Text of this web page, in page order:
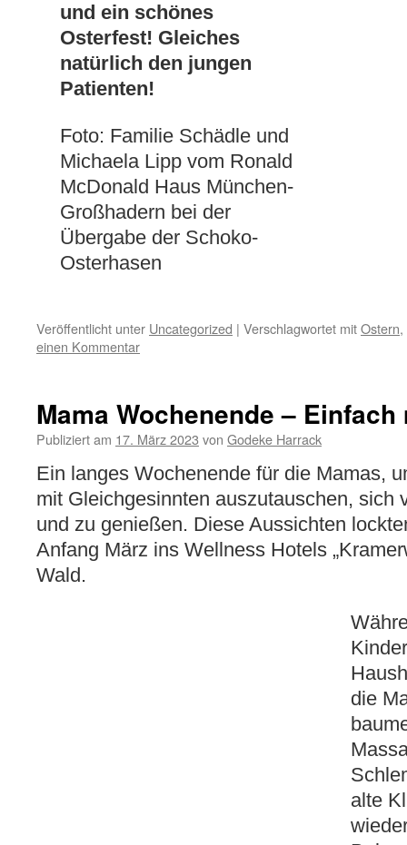
und ein schönes
Osterfest! Gleiches
natürlich den jungen
Patienten!
Foto: Familie Schädle und
Michaela Lipp vom Ronald
McDonald Haus München-
Großhadern bei der
Übergabe der Schoko-
Osterhasen
Veröffentlicht unter Uncategorized | Verschlagwortet mitOstern,
einen Kommentar
Mama Wochenende –
Publiziert am 17. März 2023 von Godeke Harrack
Ein langes Wochenende für die Mamas,
mit Gleichgesinnten auszutauschen, sich
und zu genießen. Diese Aussichten
Anfang März ins Wellness Hotels
Wald.
die
alte